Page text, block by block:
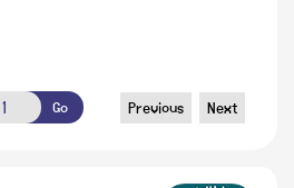
Go Previous Next